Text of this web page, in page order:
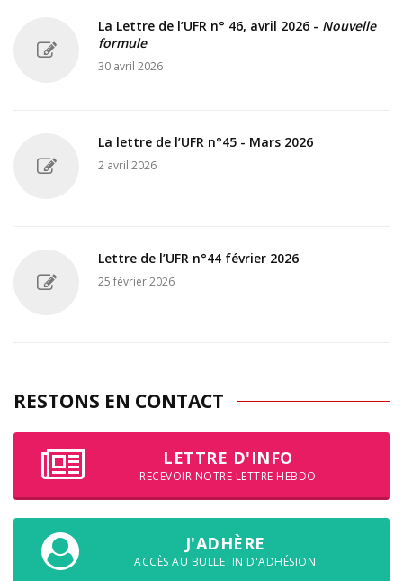
La Lettre de l’UFR n° 46, avril 2026 - Nouvelle
formule
30 avril 2026
La lettre de l’UFR n°45 - Mars 2026
2 avril 2026
Lettre de l’UFR n°44 février 2026
25 février 2026
RESTONS EN CONTACT
LETTRE D'INFO
RECEVOIR NOTRE LETTRE HEBDO
J'ADHÈRE
ACCÈS AU BULLETIN D'ADHÉSION